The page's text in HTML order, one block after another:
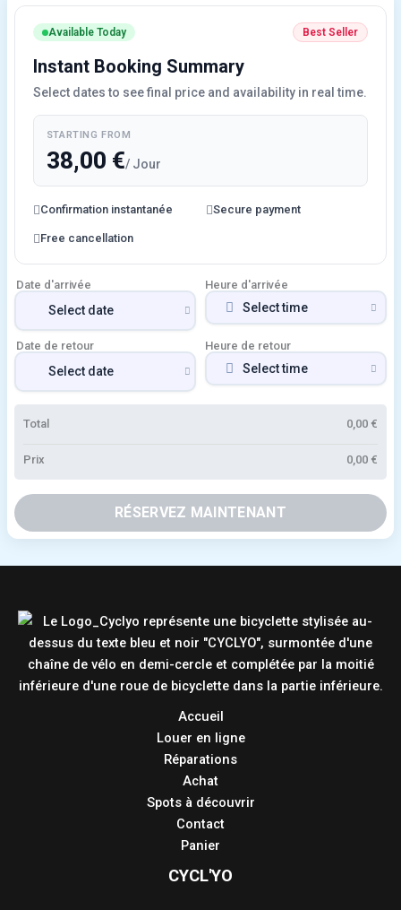
Available Today Best Seller
Instant Booking Summary
Select dates to see final price and availability in real time.
STARTING FROM
38,00 €/ Jour
Confirmation instantanée Secure payment
Free cancellation
Date d'arrivée Heure d'arrivée
Date de retour Heure de retour
Total 0,00 €
Prix 0,00 €
RÉSERVEZ MAINTENANT
Accueil
Louer en ligne
Réparations
Achat
Spots à découvrir
Contact
Panier
CYCL'YO